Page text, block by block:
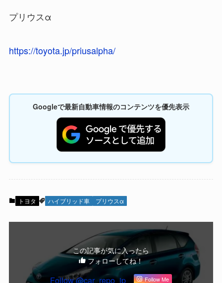
プリウスα
https://toyota.jp/priusalpha/
Googleで最新自動車情報のコンテンツを優先表示
トヨタ ハイブリッド車 プリウスα
この記事が気に入ったら
フォローしてね！
Follow @car_repo_jp Follow Me